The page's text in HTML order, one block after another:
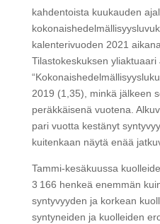
kahdentoista kuukauden
kalenterivuoden 2021
Tilastokeskuksen yliaktuaari
2019 (1,35), minkä jälkeen
peräkkäisenä vuotena.
pari vuotta kestänyt
kuitenkaan näytä enää
Tammi-kesäkuussa
3 166 henkeä enemmän
syntyvyyden ja korkean
syntyneiden ja kuolleiden